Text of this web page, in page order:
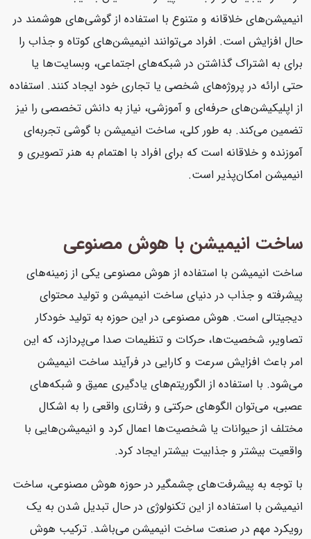
انیمیشن‌های خلاقانه و متنوع با استفاده از گوشی‌های هوشمند در
حال افزایش است. افراد می‌توانند انیمیشن‌های کوتاه و جذاب را
برای به اشتراک گذاشتن در شبکه‌های اجتماعی، وبسایت‌ها یا
حتی ارائه در پروژه‌های شخصی یا تجاری خود ایجاد کنند. استفاده
از اپلیکیشن‌های حرفه‌ای و آموزشی، نیاز به دانش تخصصی را نیز
تضمین می‌کند. به طور کلی، ساخت انیمیشن با گوشی تجربه‌ای
آموزنده و خلاقانه است که برای افراد با اهتمام به هنر تصویری و
انیمیشن امکان‌پذیر است.
ساخت انیمیشن با هوش مصنوعی
ساخت انیمیشن با استفاده از هوش مصنوعی یکی از زمینه‌های
پیشرفته و جذاب در دنیای ساخت انیمیشن و تولید محتوای
دیجیتالی است. هوش مصنوعی در این حوزه به تولید خودکار
تصاویر، شخصیت‌ها، حرکات و تنظیمات صدا می‌پردازد، که این
امر باعث افزایش سرعت و کارایی در فرآیند ساخت انیمیشن
می‌شود. با استفاده از الگوریتم‌های یادگیری عمیق و شبکه‌های
عصبی، می‌توان الگوهای حرکتی و رفتاری واقعی را به اشکال
مختلف از حیوانات یا شخصیت‌ها اعمال کرد و انیمیشن‌هایی با
واقعیت بیشتر و جذابیت بیشتر ایجاد کرد.
با توجه به پیشرفت‌های چشمگیر در حوزه هوش مصنوعی، ساخت
انیمیشن با استفاده از این تکنولوژی در حال تبدیل شدن به یک
رویکرد مهم در صنعت ساخت انیمیشن می‌باشد. ترکیب هوش